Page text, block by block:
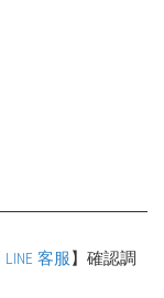
LINE 客服】確認調